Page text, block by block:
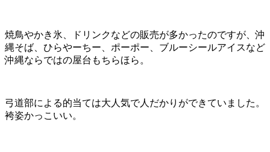
焼鳥やかき氷、ドリンクなどの販売が多かったのですが、沖
縄そば、ひらやーちー、ポーポー、ブルーシールアイスなど
沖縄ならではの屋台もちらほら。
弓道部による的当ては大人気で人だかりができていました。
袴姿かっこいい。